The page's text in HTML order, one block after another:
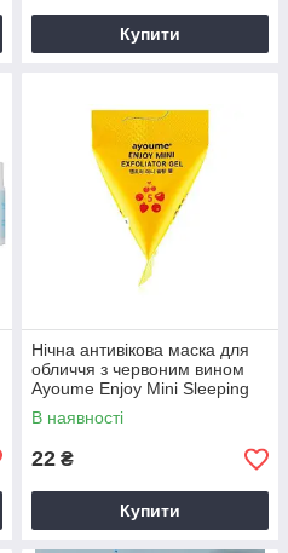
Купити
Нічна антивікова маска для
обличчя з червоним вином
Ayoume Enjoy Mini Sleeping
Pack, 3 г
В наявності
22 ₴
Купити